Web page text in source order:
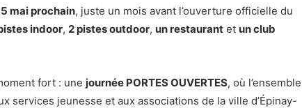
mai prochain, juste un mois avant l’ouverture officielle du
indoor, 2 pistes outdoor, un restaurant et un club
fort : une journée PORTES OUVERTES, où l’ensemble
services jeunesse et aux associations de la ville d’Épinay-